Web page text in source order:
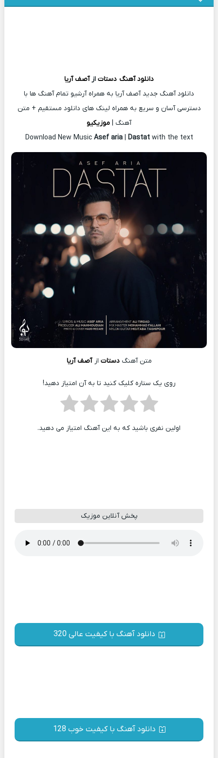
دانلود آهنگ دستات ازآصف آریا
دانلود آهنگ جدید آصف آریا به همراه آرشیو تمام آهنگ ها با
دسترسی آسان و سریع به همراه لینک های دانلود مستقیم + متن
آهنگ | موزیکیو
Download New Music Asef aria| Dastat with the text
متن آهنگدستات از آصف آریا
روی یک ستاره کلیک کنید تا به آن امتیاز دهید!
اولین نفری باشید که به این آهنگ امتیاز می دهید.
پخش آنلاین موزیک
دانلود آهنگ با کیفیت عالی 320
دانلود آهنگ با کیفیت خوب 128